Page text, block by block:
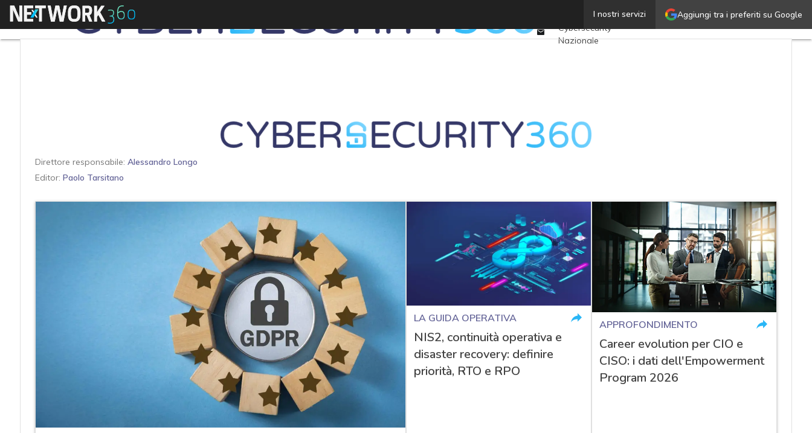
Aggiungi tra i preferiti su Google
I nostri servizi
Menu
Email
Ultimi articoli
Cybersecurity
Nazionale
Soluzioni aziendali
Cultura cyber
News, attualità e
Direttore responsabile: Alessandro Longo
Editor: Paolo Tarsitano
LA GUIDA OPERATIVA
NIS2, continuità operativa e
disaster recovery: definire
priorità, RTO e RPO
APPROFONDIMENTO
Career evolution per CIO e
CISO: i dati dell'Empowerment
Program 2026